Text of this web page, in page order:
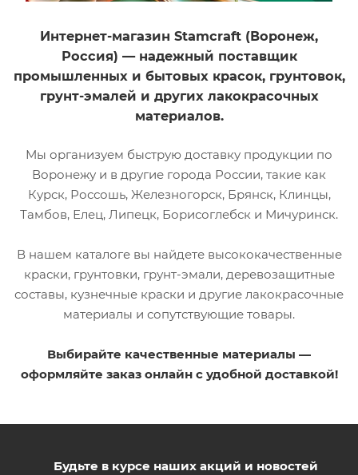
Интернет-магазин Stamcraft (Воронеж,
Россия) — надежный поставщик
промышленных и бытовых красок, грунтовок,
грунт-эмалей и других лакокрасочных
материалов.
Мы организуем быструю доставку продукции по
Воронежу и в другие города России, такие как
Курск, Россошь, Железногорск, Брянск, Клинцы,
Тамбов, Елец, Липецк, Борисоглебск и Мичуринск.
В нашем каталоге вы найдете высококачественные
краски, грунтовки, грунт-эмали, деревозащитные
составы, кузнечные краски и другие лакокрасочные
материалы и сопутствующие товары.
Выбирайте качественные материалы —
оформляйте заказ онлайн с удобной доставкой!
Будьте в курсе наших акций и новостей